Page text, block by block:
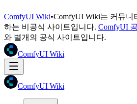
ComfyUI Wiki•ComfyUI Wiki는 커뮤니
하는 비공식 사이트입니다. ComfyUI
와 별개의 공식 사이트입니다.
ComfyUI Wiki
ComfyUI Wiki